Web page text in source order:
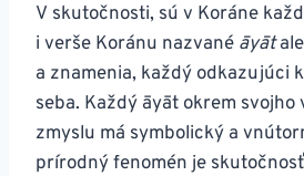
V skutočnosti, sú v Koráne
i verše Koránu nazvané āyāt
a znamenia, každý odkazujúci
seba. Každý āyāt okrem svojho
zmyslu má symbolický a
prírodný fenomén je